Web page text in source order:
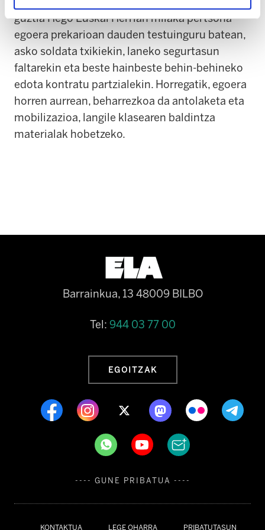
guztia Hego Euskal Herrian milaka pertsona
egoera prekarioan dauden testuinguru batean,
asko soldata txikiekin, laneko segurtasun
faltarekin eta beste hainbeste behin-behineko
edota kontratu partzialekin. Horregatik, egoera
horren aurrean, beharrezkoa da antolaketa eta
mobilizazioa, langile klasearen baldintza
materialak hobetzeko.
KONTAKTUA LEGE OHARRA PRIBATUTASUN
Barrainkua, 13 48009 BILBO
Tel: 944 03 77 00
EGOITZAK
---- GUNE PRIBATUA ----